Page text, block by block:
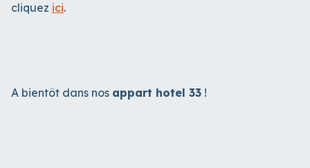
cliquez ici.
A bientôt dans nos appart hotel 33 !